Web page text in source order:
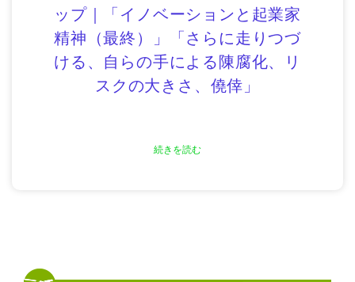
ップ｜「イノベーションと起業家
精神（最終）」「さらに走りつづ
ける、自らの手による陳腐化、リ
スクの大きさ、僥倖」
続きを読む